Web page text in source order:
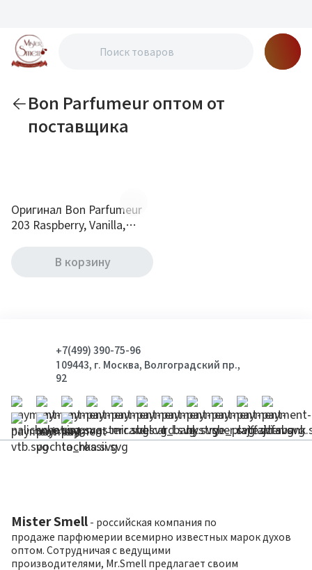
Bon Parfumeur оптом от
поставщика
Оригинал Bon Parfumeur
203 Raspberry, Vanilla,
В корзину
+7(499) 390-75-96
109443, г. Москва, Волгоградский пр.,
92
Mister Smell - российская компания по
продаже парфюмерии всемирно известных марок духов
оптом. Сотрудничая с ведущими
производителями, Mr.Smell предлагает своим